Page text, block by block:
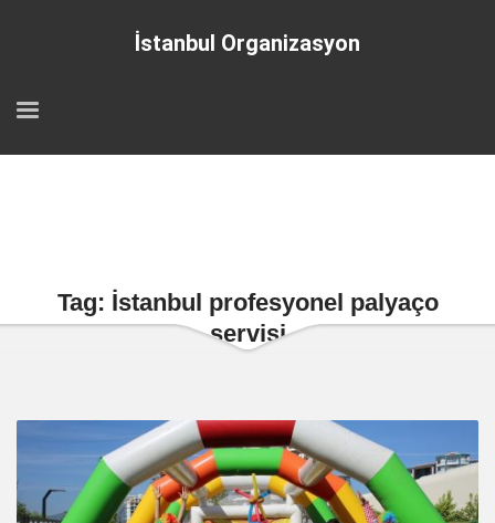
İstanbul Organizasyon
Tag: İstanbul profesyonel palyaço
servisi